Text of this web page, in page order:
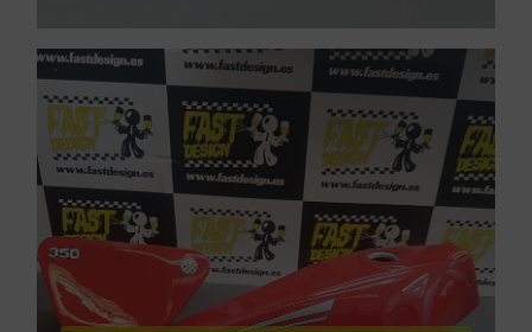
VER PINTURA DE CARENADOS